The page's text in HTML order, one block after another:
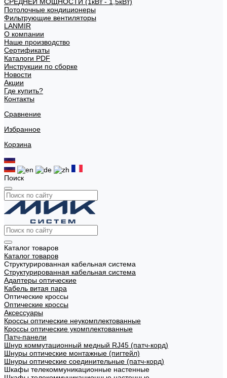
Потолочные кондиционеры
Фильтрующие вентиляторы
LANMIR
О компании
Наше производство
Сертификаты
Каталоги PDF
Инструкции по сборке
Новости
Акции
Где купить?
Контакты
Сравнение
Избранное
Корзина
Поиск
Каталог товаров
Каталог товаров
Структурированная кабельная система
Структурированная кабельная система
Адаптеры оптические
Кабель витая пара
Оптические кроссы
Оптические кроссы
Аксессуары
Кроссы оптические неукомплектованные
Кроссы оптические укомплектованные
Патч-панели
Шнур коммутационный медный RJ45 (патч-корд)
Шнуры оптические монтажные (пигтейл)
Шнуры оптические соединительные (патч-корд)
Шкафы телекоммуникационные настенные